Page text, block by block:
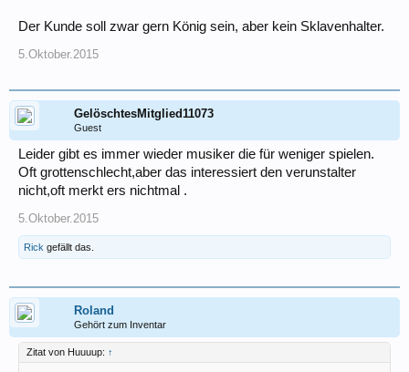
Der Kunde soll zwar gern König sein, aber kein Sklavenhalter.
5.Oktober.2015
GelöschtesMitglied11073
Guest
Leider gibt es immer wieder musiker die für weniger spielen.
Oft grottenschlecht,aber das interessiert den verunstalter
nicht,oft merkt ers nichtmal .
5.Oktober.2015
Rick gefällt das.
Roland
Gehört zum Inventar
Zitat von Huuuup: ↑